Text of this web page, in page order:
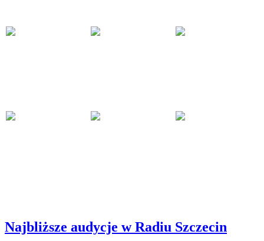
Najbliższe audycje w Radiu Szczecin